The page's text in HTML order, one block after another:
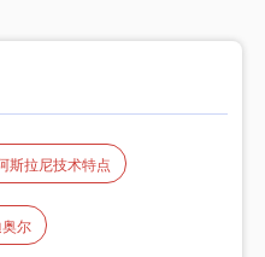
斯拉尼技术特点
尔